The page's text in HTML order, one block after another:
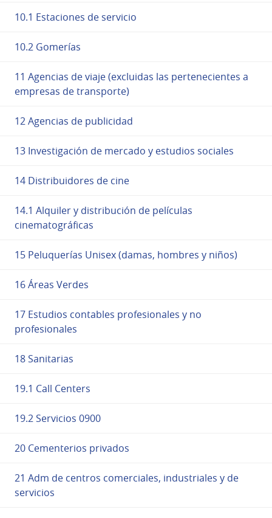
10.1 Estaciones de servicio
10.2 Gomerías
11 Agencias de viaje (excluidas las pertenecientes a
empresas de transporte)
12 Agencias de publicidad
13 Investigación de mercado y estudios sociales
14 Distribuidores de cine
14.1 Alquiler y distribución de películas
cinematográficas
15 Peluquerías Unisex (damas, hombres y niños)
16 Áreas Verdes
17 Estudios contables profesionales y no
profesionales
18 Sanitarias
19.1 Call Centers
19.2 Servicios 0900
20 Cementerios privados
21 Adm de centros comerciales, industriales y de
servicios